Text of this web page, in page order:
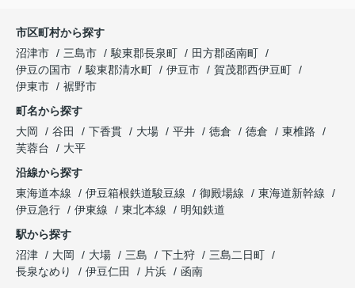
市区町村から探す
沼津市
三島市 駿東郡長泉町
田方郡函南町
伊豆の国市
駿東郡清水町 伊豆市
賀茂郡西伊豆町
伊東市
裾野市
町名から探す
大岡
谷田 下香貫 大場 平井 徳倉 徳倉
東椎路
芙蓉台
大平
沿線から探す
東海道本線
伊豆箱根鉄道駿豆線 御殿場線
東海道新幹線
伊豆急行
伊東線 東北本線
明知鉄道
駅から探す
沼津
大岡 大場 三島 下土狩
三島二日町
長泉なめり
伊豆仁田 片浜 函南